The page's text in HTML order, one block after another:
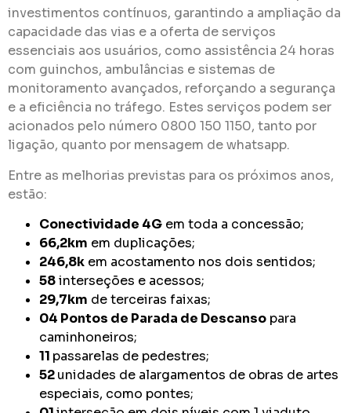
investimentos contínuos, garantindo a ampliação da
capacidade das vias e a oferta de serviços
essenciais aos usuários, como assistência 24 horas
com guinchos, ambulâncias e sistemas de
monitoramento avançados, reforçando a segurança
e a eficiência no tráfego. Estes serviços podem ser
acionados pelo número 0800 150 1150, tanto por
ligação, quanto por mensagem de whatsapp.
Entre as melhorias previstas para os próximos anos,
estão:
Conectividade 4G em toda a concessão;
66,2km em duplicações;
246,8k em acostamento nos dois sentidos;
58interseções e acessos;
29,7km de terceiras faixas;
04 Pontos de Parada de Descanso para
caminhoneiros;
11 passarelas de pedestres;
52unidades de alargamentos de obras de artes
especiais, como pontes;